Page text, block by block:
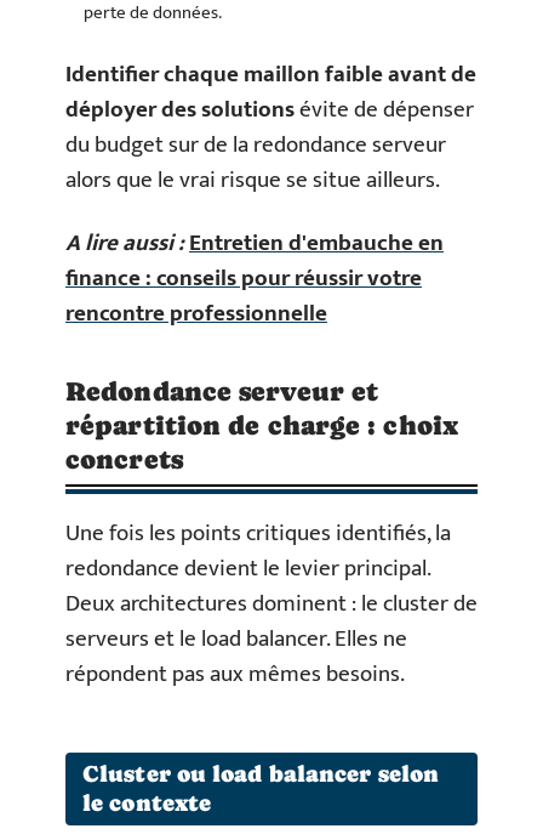
perte de données.
Identifier chaque maillon faible avant de
déployer des solutionsévite de dépenser
du budget sur de la redondance serveur
alors que le vrai risque se situe ailleurs.
A lire aussi :Entretien d'embauche en
finance : conseils pour réussir votre
rencontre professionnelle
Redondance serveur et
répartition de charge : choix
concrets
Une fois les points critiques identifiés, la
redondance devient le levier principal.
Deux architectures dominent : le cluster de
serveurs et le load balancer. Elles ne
répondent pas aux mêmes besoins.
Cluster ou load balancer selon
le contexte